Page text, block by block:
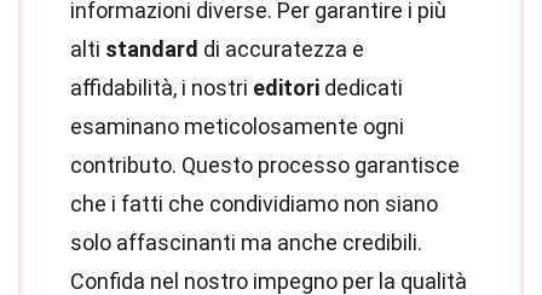
informazioni diverse. Per garantire i più
alti standard di accuratezza e
affidabilità, i nostri editori dedicati
esaminano meticolosamente ogni
contributo. Questo processo garantisce
che i fatti che condividiamo non siano
solo affascinanti ma anche credibili.
Confida nel nostro impegno per la qualità